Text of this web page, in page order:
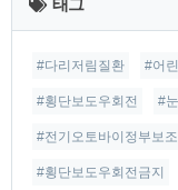
태그
#다리저림질환 #어
#횡단보도우회전 #
#전기오토바이정부보
#횡단보도우회전금지